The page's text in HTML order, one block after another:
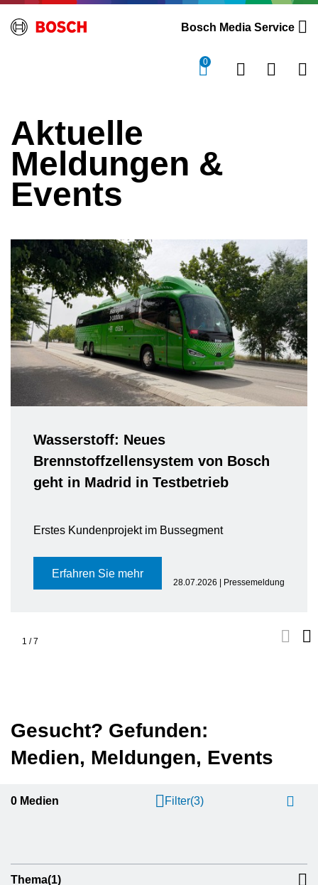
Bosch Media Service
0
Aktuelle
Meldungen &
Events
Wasserstoff: Neues
Brennstoffzellensystem von Bosch
geht in Madrid in Testbetrieb
Erstes Kundenprojekt im Bussegment
Erfahren Sie mehr
28.07.2026 | Pressemeldung
1 /7
Gesucht? Gefunden:
Medien, Meldungen, Events
0 Medien Filter(3)
Thema(1)